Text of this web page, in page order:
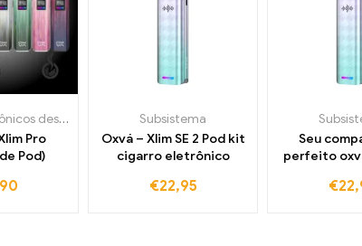
Cigarros eletrônicos descartáveis
Pro
Pod)
Subsistema
Oxvá – Xlim SE 2 Pod kit
cigarro eletrônico
€22,95
Seu
perfeito
€